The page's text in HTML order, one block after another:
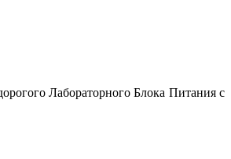
Лабораторного Блока Питания с